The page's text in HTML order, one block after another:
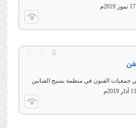
جمعيات الفنون في منظمة بسيج الفنانين